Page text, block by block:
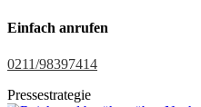
Einfach anrufen
0211/98397414
Pressestrategie